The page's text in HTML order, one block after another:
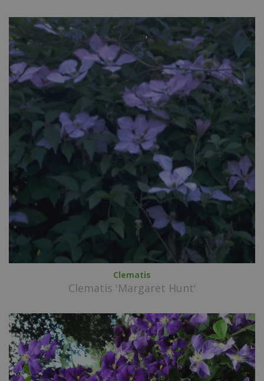
Clematis
Clematis 'Margaret Hunt'